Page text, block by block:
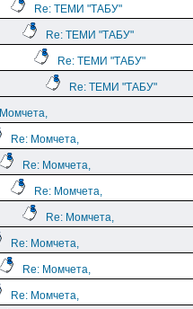
Re: ТЕМИ "ТАБУ"
Re: ТЕМИ "ТАБУ"
Re: ТЕМИ "ТАБУ"
Re: ТЕМИ "ТАБУ"
Момчета,
Re: Момчета,
Re: Момчета,
Re: Момчета,
Re: Момчета,
Re: Момчета,
Re: Момчета,
Re: Момчета,